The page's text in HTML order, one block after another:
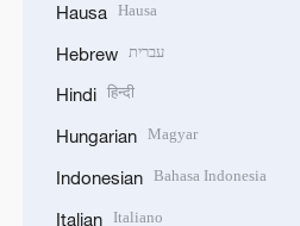
Hausa Hausa
Hebrew עברית
Hindi हिन्दी
Hungarian Magyar
Indonesian Bahasa Indonesia
Italian Italiano